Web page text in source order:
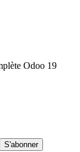
Odoo 19
S'abonner